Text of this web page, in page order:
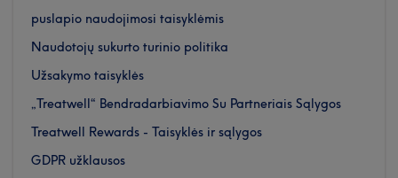
puslapio naudojimosi taisyklėmis
Naudotojų sukurto turinio politika
Užsakymo taisyklės
„Treatwell“ Bendradarbiavimo Su Partneriais Sąlygos
Treatwell Rewards - Taisyklės ir sąlygos
GDPR užklausos